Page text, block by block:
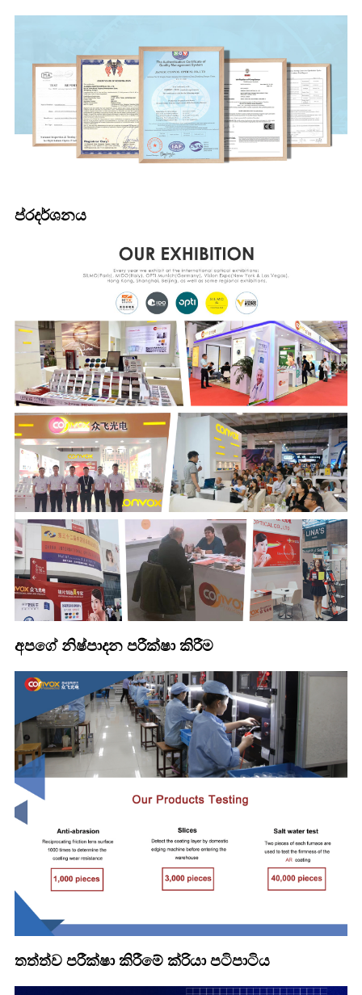
ප්රදර්ශනය
අපගේ නිෂ්පාදන පරීක්ෂා කිරීම
තත්ත්ව පරීක්ෂා කිරීමේ ක්රියා පටිපාටිය